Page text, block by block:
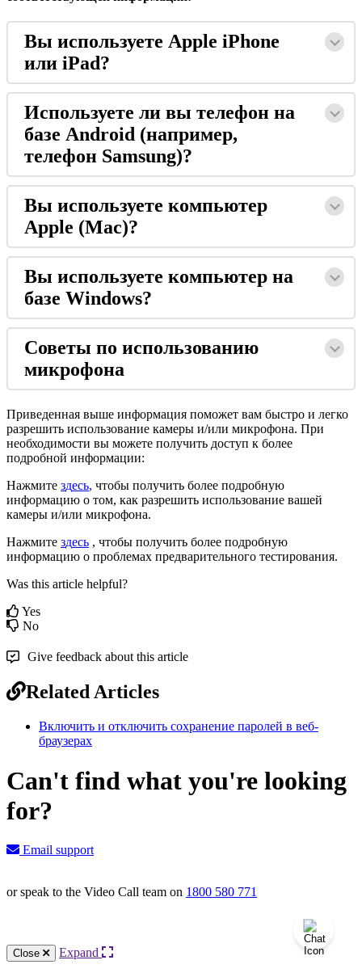
Вы используете Apple iPhone
или iPad?
Используете ли вы телефон на
базе Android (например,
телефон Samsung)?
Вы используете компьютер
Apple (Mac)?
Вы используете компьютер на
базе Windows?
Советы по использованию
микрофона
Приведенная выше информация поможет вам быстро и легко
разрешить использование камеры и/или микрофона. При
необходимости вы можете получить доступ к более
подробной информации:
Нажмите здесь, чтобы получить более подробную
информацию о том, как разрешить использование вашей
камеры и/или микрофона.
Нажмите здесь , чтобы получить более подробную
информацию о проблемах предварительного тестирования.
Was this article helpful?
Yes
No
Give feedback about this article
Related Articles
Включить и отключить сохранение паролей в веб-
браузерах
Can't find what you're looking
for?
Email support
or speak to the Video Call team on 1800 580 771
Close
Expand